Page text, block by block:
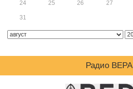
24 25 26 27
31
Радио ВЕРА